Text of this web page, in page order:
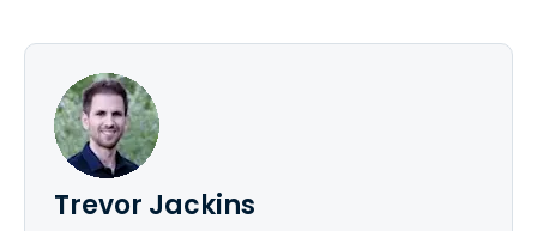
Trevor Jackins